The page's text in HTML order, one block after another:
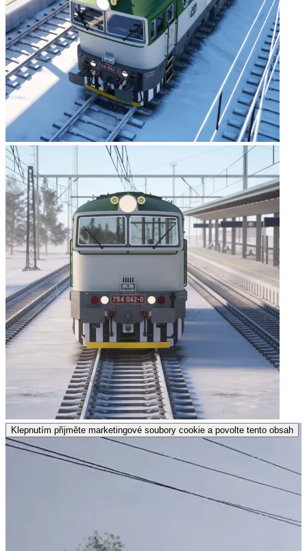
Klepnutím přijměte marketingové soubory cookie a povolte tento obsah